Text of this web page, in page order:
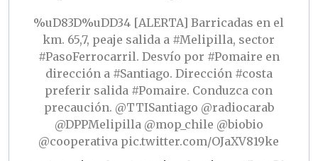
%uD83D%uDD34 [ALERTA] Barricadas en el
km. 65,7, peaje salida a #Melipilla, sector
#PasoFerrocarril. Desvío por #Pomaire en
dirección a #Santiago. Dirección #costa
preferir salida #Pomaire. Conduzca con
precaución. @TTISantiago @radiocarab
@DPPMelipilla @mop_chile @biobio
@cooperativa pic.twitter.com/OJaXV819ke